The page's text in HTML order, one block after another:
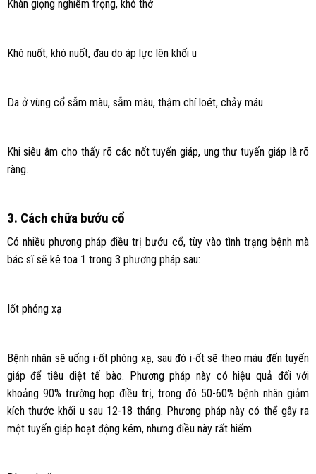
Khàn giọng nghiêm trọng, khó thở
Khó nuốt, khó nuốt, đau do áp lực lên khối u
Da ở vùng cổ sẫm màu, sẫm màu, thậm chí loét, chảy máu
Khi siêu âm cho thấy rõ các nốt tuyến giáp, ung thư tuyến giáp là rõ
ràng.
3. Cách chữa bướu cổ
Có nhiều phương pháp điều trị bướu cổ, tùy vào tình trạng bệnh mà
bác sĩ sẽ kê toa 1 trong 3 phương pháp sau:
Iốt phóng xạ
Bệnh nhân sẽ uống i-ốt phóng xạ, sau đó i-ốt sẽ theo máu đến tuyến
giáp để tiêu diệt tế bào. Phương pháp này có hiệu quả đối với
khoảng 90% trường hợp điều trị, trong đó 50-60% bệnh nhân giảm
kích thước khối u sau 12-18 tháng. Phương pháp này có thể gây ra
một tuyến giáp hoạt động kém, nhưng điều này rất hiếm.